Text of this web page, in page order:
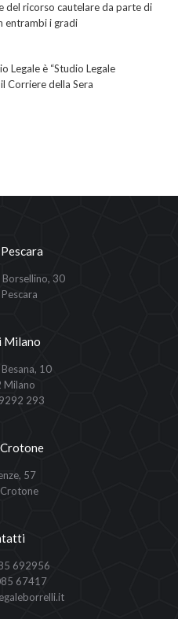
del ricorso cautelare da parte di
entrambi i gradi
Legale è “Studio Legale
Corriere della Sera
Borsellino, 30
Milano
10
Milano
293
57
692956
67417